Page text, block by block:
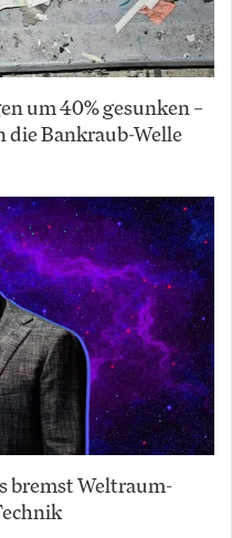
um 40% gesunken –
die Bankraub-Welle
bremst Weltraum-